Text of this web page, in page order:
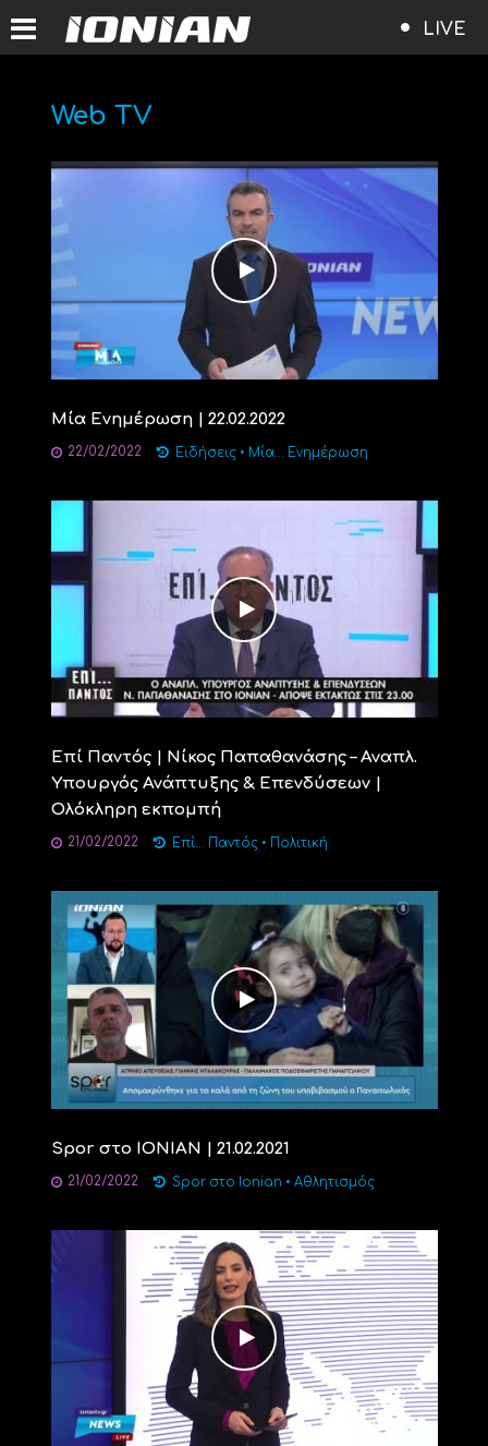
LIVE
Web TV
Μία Ενημέρωση | 22.02.2022
22/02/2022 Ειδήσεις • Μία... Ενημέρωση
Επί Παντός | Νίκος Παπαθανάσης – Αναπλ.
Υπουργός Ανάπτυξης & Επενδύσεων |
Ολόκληρη εκπομπή
21/02/2022 Επί... Παντός • Πολιτική
Spor στο ΙΟΝΙΑΝ | 21.02.2021
21/02/2022 Spor στο Ionian • Αθλητισμός